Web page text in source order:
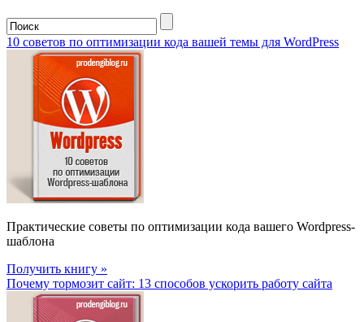
10 советов по оптимизации кода вашей темы для WordPress
Практические советы по оптимизации кода вашего Wordpress-
шаблона
Получить книгу »
Почему тормозит сайт: 13 способов ускорить работу сайта